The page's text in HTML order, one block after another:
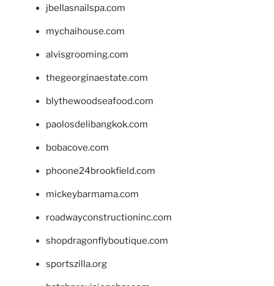
jbellasnailspa.com
mychaihouse.com
alvisgrooming.com
thegeorginaestate.com
blythewoodseafood.com
paolosdelibangkok.com
bobacove.com
phoone24brookfield.com
mickeybarmama.com
roadwayconstructioninc.com
shopdragonflyboutique.com
sportszilla.org